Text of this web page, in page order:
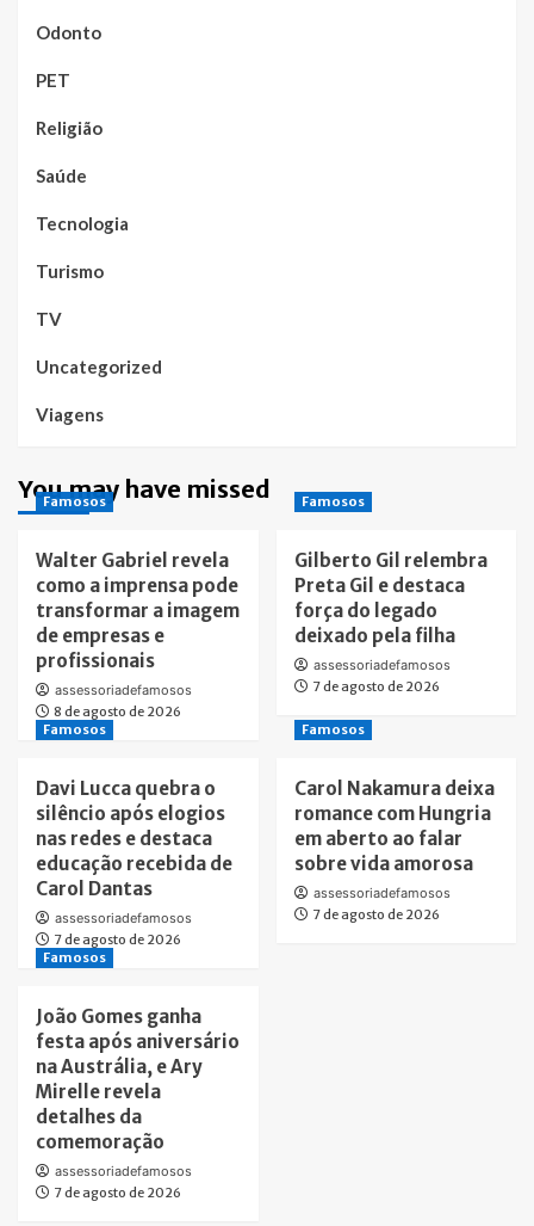
Odonto
PET
Religião
Saúde
Tecnologia
Turismo
TV
Uncategorized
Viagens
You may have missed
Famosos
Walter Gabriel revela
como a imprensa pode
transformar a imagem
de empresas e
profissionais
assessoriadefamosos
8 de agosto de 2026
Famosos
Gilberto Gil relembra
Preta Gil e destaca
força do legado
deixado pela filha
assessoriadefamosos
7 de agosto de 2026
Famosos
Davi Lucca quebra o
silêncio após elogios
nas redes e destaca
educação recebida de
Carol Dantas
assessoriadefamosos
7 de agosto de 2026
Famosos
Carol Nakamura deixa
romance com Hungria
em aberto ao falar
sobre vida amorosa
assessoriadefamosos
7 de agosto de 2026
Famosos
João Gomes ganha
festa após aniversário
na Austrália, e Ary
Mirelle revela
detalhes da
comemoração
assessoriadefamosos
7 de agosto de 2026